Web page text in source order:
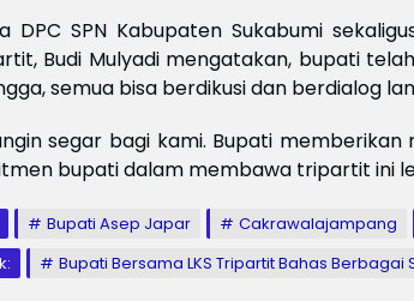
DPC SPN Kabupaten Sukabumi
Budi Mulyadi mengatakan, bupati
semua bisa berdikusi dan berdialog
segar bagi kami. Bupati
bupati dalam membawa tripartit ini
Bupati Asep Japar Cakrawalajampang
Bupati Bersama LKS Tripartit Bahas Berbagai